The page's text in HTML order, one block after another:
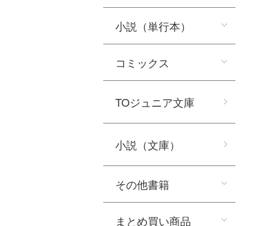
小説（単行本）
コミックス
TOジュニア文庫
小説（文庫）
その他書籍
まとめ買い商品